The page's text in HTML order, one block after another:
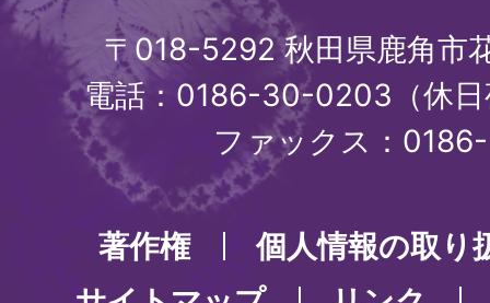
〒018-5292 秋田県鹿角市
電話：0186-30-0203（休
ファックス：
著作権
個人情報の取り